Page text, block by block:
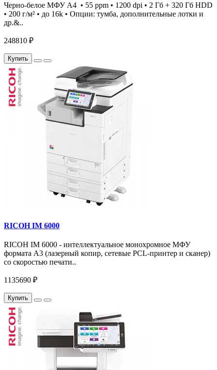
Черно-белое МФУ А4 • 55 ppm • 1200 dpi • 2 Гб + 320 Гб HDD
• 200 г/м² • до 16k • Опции: тумба, дополнительные лотки и
др.&..
248810 ₽
Купить
RICOH IM 6000
RICOH IM 6000 - интеллектуальное монохромное МФУ
формата А3 (лазерный копир, сетевые PCL-принтер и сканер)
со скоростью печати..
1135690 ₽
Купить